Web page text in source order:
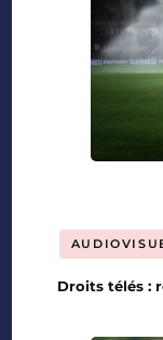
Droits télés :